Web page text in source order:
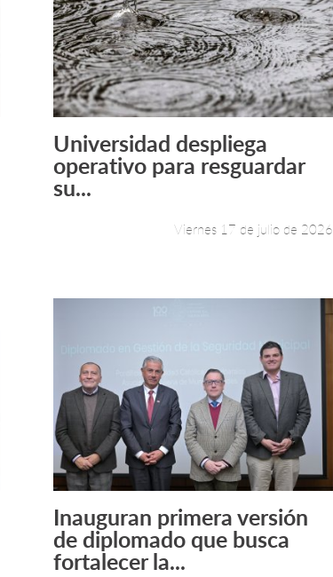
Leer más +
Universidad despliega
operativo para resguardar
su...
Viernes 17 de julio de 2026
Leer más +
Inauguran primera versión
de diplomado que busca
fortalecer la...